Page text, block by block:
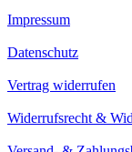
Impressum
Datenschutz
Vertrag widerrufen
Widerrufsrecht &